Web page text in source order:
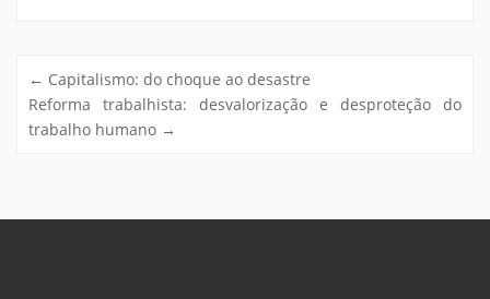
← Capitalismo: do choque ao desastre
Reforma trabalhista: desvalorização e desproteção do
trabalho humano →